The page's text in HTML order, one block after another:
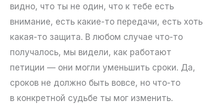
видно, что ты не один, что к тебе есть
внимание, есть какие-то передачи, есть хоть
какая-то защита. В любом случае что-то
получалось, мы видели, как работают
петиции — они могли уменьшить сроки. Да,
сроков не должно быть вовсе, но что-то
в конкретной судьбе ты мог изменить.